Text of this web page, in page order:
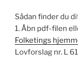
Sådan finder du
1. Åbn pdf-filen
Folketings
Lovforslag nr. L